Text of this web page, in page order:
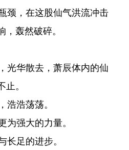
颈，在这股仙气洪流冲击
轰然破碎。
光华散去，萧辰体内的仙
。
浩荡荡。
强大的力量。
足的进步。